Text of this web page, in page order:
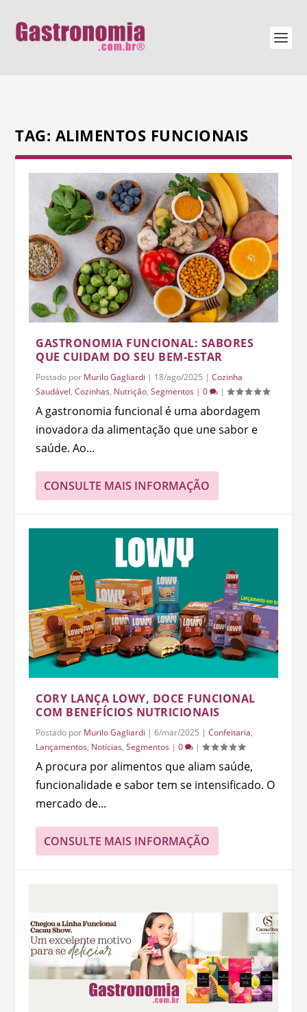
TAG: ALIMENTOS FUNCIONAIS
GASTRONOMIA FUNCIONAL: SABORES
QUE CUIDAM DO SEU BEM-ESTAR
Postado por Murilo Gagliardi | 18/ago/2025 |Cozinha
Saudável,Cozinhas, Nutrição,Segmentos |0 |
A gastronomia funcional é uma abordagem
inovadora da alimentação que une sabor e
saúde. Ao...
CONSULTE MAIS INFORMAÇÃO
CORY LANÇA LOWY, DOCE FUNCIONAL
COM BENEFÍCIOS NUTRICIONAIS
Postado por Murilo Gagliardi |6/mar/2025 |Confeitaria,
Lançamentos, Notícias,Segmentos |0 |
A procura por alimentos que aliam saúde,
funcionalidade e sabor tem se intensificado. O
mercado de...
CONSULTE MAIS INFORMAÇÃO